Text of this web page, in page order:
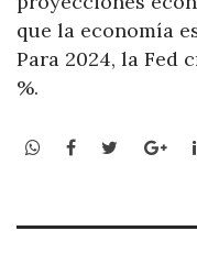
que la economía
Para 2024, la Fed
%.
WhatsApp
Facebook
Twitter